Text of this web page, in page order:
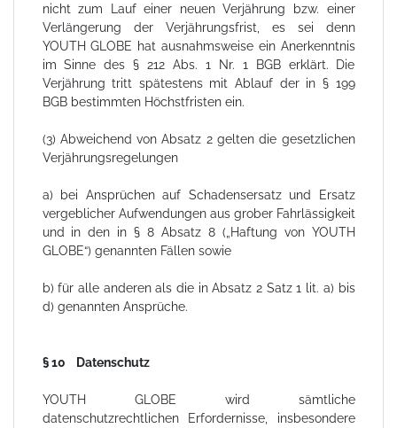
nicht zum Lauf einer neuen Verjährung bzw. einer
Verlängerung der Verjährungsfrist, es sei denn
YOUTH GLOBE hat ausnahmsweise ein Anerkenntnis
im Sinne des § 212 Abs. 1 Nr. 1 BGB erklärt. Die
Verjährung tritt spätestens mit Ablauf der in § 199
BGB bestimmten Höchstfristen ein.
(3) Abweichend von Absatz 2 gelten die gesetzlichen
Verjährungsregelungen
a) bei Ansprüchen auf Schadensersatz und Ersatz
vergeblicher Aufwendungen aus grober Fahrlässigkeit
und in den in § 8 Absatz 8 („Haftung von YOUTH
GLOBE“) genannten Fällen sowie
b) für alle anderen als die in Absatz 2 Satz 1 lit. a) bis
d) genannten Ansprüche.
§ 10 Datenschutz
YOUTH GLOBE wird sämtliche
datenschutzrechtlichen Erfordernisse, insbesondere